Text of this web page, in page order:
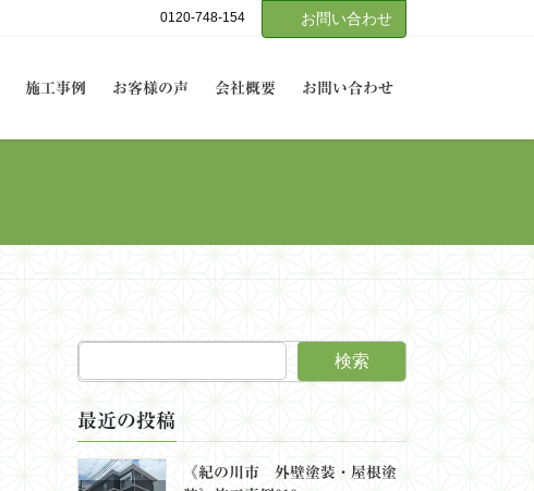
0120-748-154 お問い合わせ
施工事例 お客様の声 会社概要 お問い合わせ
検索
最近の投稿
《紀の川市 外壁塗装・屋根塗